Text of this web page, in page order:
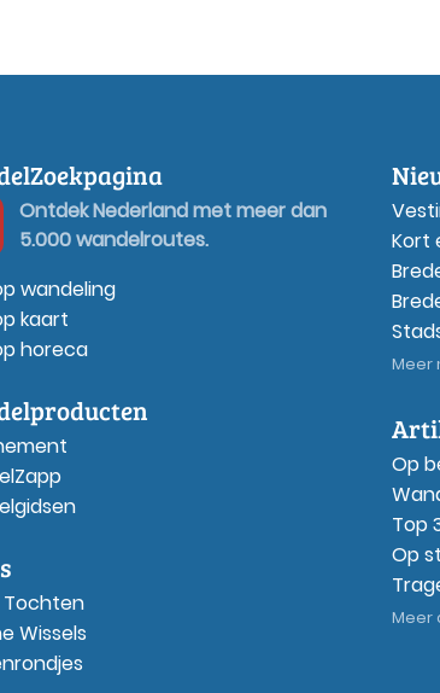
Ontdek Nederland met meer dan
5.000 wandelroutes.
wandeling
kaart
horeca
Tochten
Wissels
Kort
Meer
Op
Top
Op
Meer